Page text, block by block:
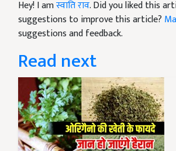
Hey! I amस्वाति राव. Did you liked this
suggestions to improve this article?
suggestions and feedback.
Read next